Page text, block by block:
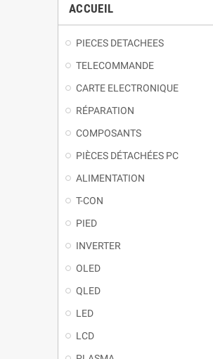
ACCUEIL
PIECES DETACHEES
TELECOMMANDE
CARTE ELECTRONIQUE
RÉPARATION
COMPOSANTS
PIÈCES DÉTACHÉES PC
ALIMENTATION
T-CON
PIED
INVERTER
OLED
QLED
LED
LCD